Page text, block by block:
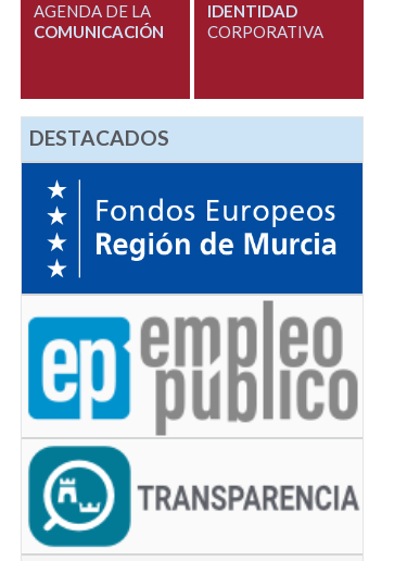
AGENDA DE LA
COMUNICACIÓN
IDENTIDAD
CORPORATIVA
DESTACADOS